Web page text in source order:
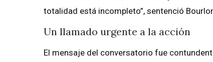
totalidad está incompleto”, sentenció
Un llamado urgente a la acción
El mensaje del conversatorio fue